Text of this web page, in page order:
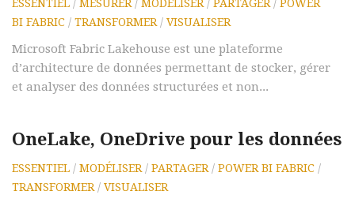
ESSENTIEL / MESURER / MODÉLISER / PARTAGER / POWER
BI FABRIC / TRANSFORMER / VISUALISER
Microsoft Fabric Lakehouse est une plateforme
d’architecture de données permettant de stocker, gérer
et analyser des données structurées et non...
OneLake, OneDrive pour les données
ESSENTIEL / MODÉLISER / PARTAGER / POWER BI FABRIC /
TRANSFORMER / VISUALISER